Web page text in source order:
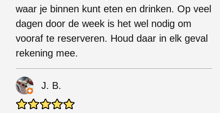
waar je binnen kunt eten en drinken. Op veel
dagen door de week is het wel nodig om
vooraf te reserveren. Houd daar in elk geval
rekening mee.
J. B.